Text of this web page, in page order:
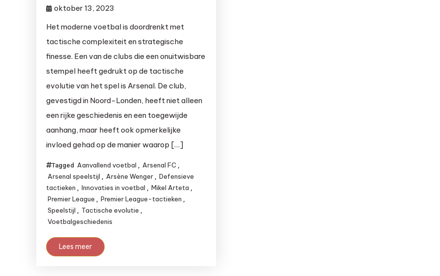
oktober 13, 2023
Het moderne voetbal is doordrenkt met
tactische complexiteit en strategische
finesse. Een van de clubs die een onuitwisbare
stempel heeft gedrukt op de tactische
evolutie van het spel is Arsenal. De club,
gevestigd in Noord-Londen, heeft niet alleen
een rijke geschiedenis en een toegewijde
aanhang, maar heeft ook opmerkelijke
invloed gehad op de manier waarop […]
Tagged Aanvallend voetbal , Arsenal FC ,
Arsenal speelstijl , Arsène Wenger , Defensieve
tactieken , Innovaties in voetbal , Mikel Arteta ,
Premier League , Premier League-tactieken ,
Speelstijl , Tactische evolutie ,
Voetbalgeschiedenis
Lees meer